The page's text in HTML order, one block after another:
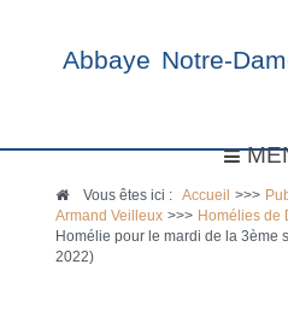
Abbaye Notre-
Vous êtes ici :Accueil >>>
Armand Veilleux >>> Homélies de
Homélie pour le mardi de la 3ème
2022)